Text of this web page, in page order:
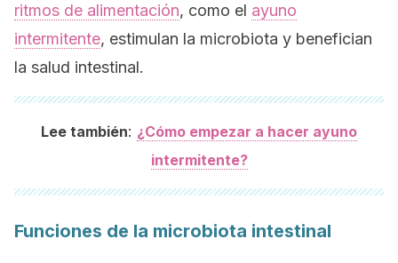
ritmos de alimentación, como el ayuno
intermitente, estimulan la microbiota y benefician
la salud intestinal.
Lee también: ¿Cómo empezar a hacer ayuno
intermitente?
Funciones de la microbiota intestinal